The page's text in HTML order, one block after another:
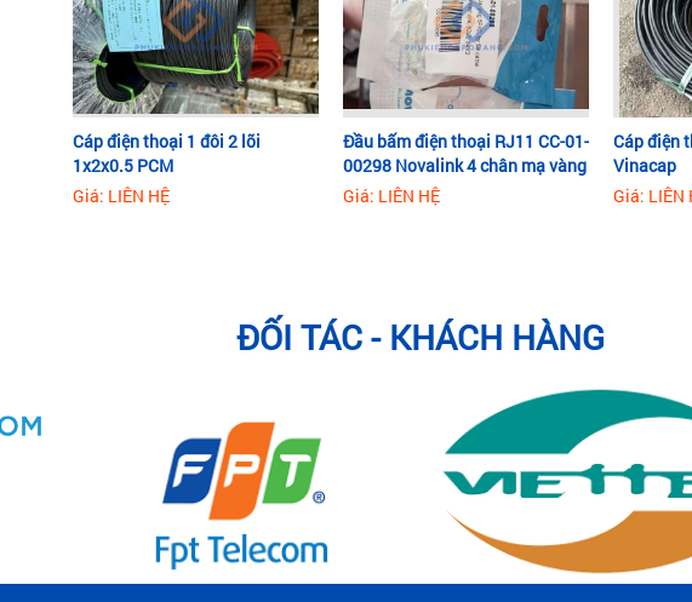
Cáp điện thoại 1 đôi 2 lõi
1x2x0.5 PCM
Giá: LIÊN HỆ
Đầu bấm điện thoại RJ11 CC-01-
00298 Novalink 4 chân mạ vàng
50U
Giá: LIÊN HỆ
Cáp điện
Vinacap
Giá: LIÊN
ĐỐI TÁC - KHÁCH HÀNG